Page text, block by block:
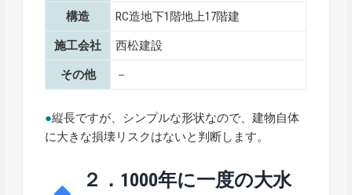
構造 RC造地下1階地上17階建
施工会社 西松建設
その他 －
●縦長ですが、シンプルな形状なので、建物自体
に大きな損壊リスクはないと判断します。
２．1000年に一度の大水